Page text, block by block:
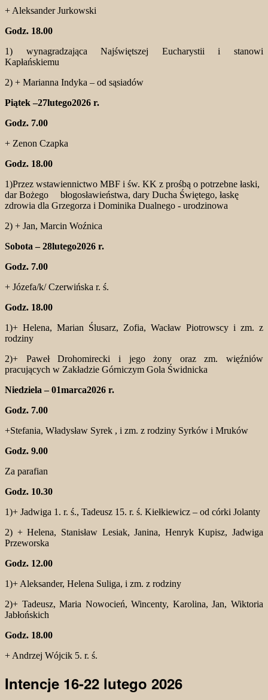
+ Aleksander Jurkowski
Godz. 18.00
1) wynagradzająca Najświętszej Eucharystii i stanowi
Kapłańskiemu
2) + Marianna Indyka – od sąsiadów
Piątek –27lutego2026 r.
Godz. 7.00
+ Zenon Czapka
Godz. 18.00
1)Przez wstawiennictwo MBF i św. KK z prośbą o potrzebne łaski,
dar Bożego błogosławieństwa, dary Ducha Świętego, łaskę
zdrowia dla Grzegorza i Dominika Dualnego - urodzinowa
2) + Jan, Marcin Woźnica
Sobota – 28lutego2026 r.
Godz. 7.00
+ Józefa/k/ Czerwińska r. ś.
Godz. 18.00
1)+ Helena, Marian Ślusarz, Zofia, Wacław Piotrowscy i zm. z
rodziny
2)+ Paweł Drohomirecki i jego żony oraz zm. więźniów
pracujących w Zakładzie Górniczym Gola Świdnicka
Niedziela – 01marca2026 r.
Godz. 7.00
+Stefania, Władysław Syrek , i zm. z rodziny Syrków i Mruków
Godz. 9.00
Za parafian
Godz. 10.30
1)+ Jadwiga 1. r. ś., Tadeusz 15. r. ś. Kiełkiewicz – od córki Jolanty
2) + Helena, Stanisław Lesiak, Janina, Henryk Kupisz, Jadwiga
Przeworska
Godz. 12.00
1)+ Aleksander, Helena Suliga, i zm. z rodziny
2)+ Tadeusz, Maria Nowocień, Wincenty, Karolina, Jan, Wiktoria
Jabłońskich
Godz. 18.00
+ Andrzej Wójcik 5. r. ś.
Intencje 16-22 lutego 2026